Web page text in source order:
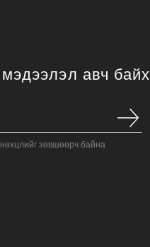
авч байх
зөвшөөрч байна